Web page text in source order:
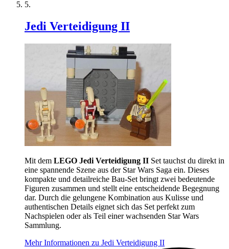
Jedi Verteidigung II
Mit dem LEGO Jedi Verteidigung II Set tauchst du direkt in
eine spannende Szene aus der Star Wars Saga ein. Dieses
kompakte und detailreiche Bau-Set bringt zwei bedeutende
Figuren zusammen und stellt eine entscheidende Begegnung
dar. Durch die gelungene Kombination aus Kulisse und
authentischen Details eignet sich das Set perfekt zum
Nachspielen oder als Teil einer wachsenden Star Wars
Sammlung.
Mehr Informationen zu Jedi Verteidigung II